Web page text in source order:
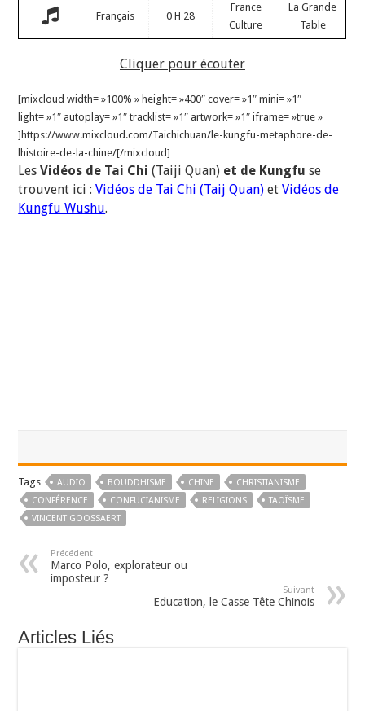
Français 0 H 28
France
Culture
La Grande
Table
Cliquer pour écouter
[mixcloud width= »100% » height= »400″ cover= »1″ mini= »1″
light= »1″ autoplay= »1″ tracklist= »1″ artwork= »1″ iframe= »true »
]https://www.mixcloud.com/Taichichuan/le-kungfu-metaphore-de-
lhistoire-de-la-chine/[/mixcloud]
LesVidéos de Tai Chi (Taiji Quan) et de Kungfu se
trouvent ici :Vidéos de Tai Chi (Taij Quan) etVidéos de
Kungfu Wushu.
Tags AUDIO BOUDDHISME CHINE
CHRISTIANISME
CONFÉRENCE
CONFUCIANISME RELIGIONS
TAOÏSME
VINCENT GOOSSAERT
Précédent
Marco Polo, explorateur ou
imposteur ?
Suivant
Education, le Casse Tête Chinois
Articles Liés